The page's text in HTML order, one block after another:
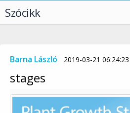
Szócikk
Barna László 2019-03-21 06:24:23
stages